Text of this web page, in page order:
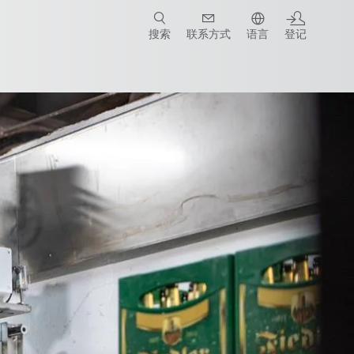
搜索 联系方式 语言 登记